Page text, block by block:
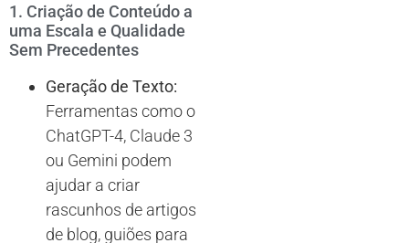
1. Criação de Conteúdo a
uma Escala e Qualidade
Sem Precedentes
Geração de Texto:
Ferramentas como o
ChatGPT-4, Claude 3
ou Gemini podem
ajudar a criar
rascunhos de artigos
de blog, guiões para